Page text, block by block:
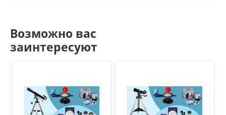
Возможно вас
заинтересуют